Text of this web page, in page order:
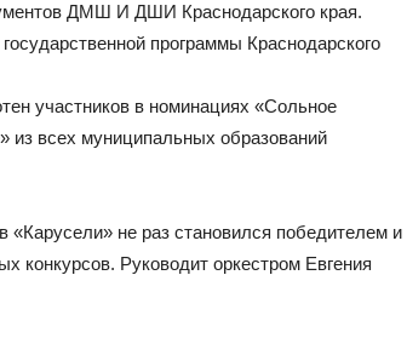
ДМШ И ДШИ Краснодарского края.
программы Краснодарского
участников в номинациях «Сольное
из всех муниципальных образований
«Карусели» не раз становился победителем и
конкурсов. Руководит оркестром Евгения